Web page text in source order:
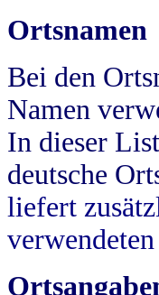
Ortsnamen
Bei den
Namen
In dieser
deutsche
liefert